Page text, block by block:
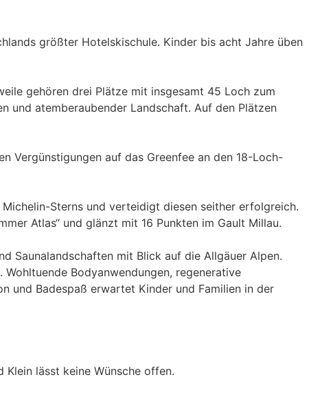
größter Hotelskischule. Kinder bis acht Jahre üben
gehören drei Plätze mit insgesamt 45 Loch zum
und atemberaubender Landschaft. Auf den Plätzen
Vergünstigungen auf das Greenfee an den 18-Loch-
Sterns und verteidigt diesen seither erfolgreich.
Atlas“ und glänzt mit 16 Punkten im Gault Millau.
Saunalandschaften mit Blick auf die Allgäuer Alpen.
Bodyanwendungen, regenerative
und Badespaß erwartet Kinder und Familien in der
lässt keine Wünsche offen.